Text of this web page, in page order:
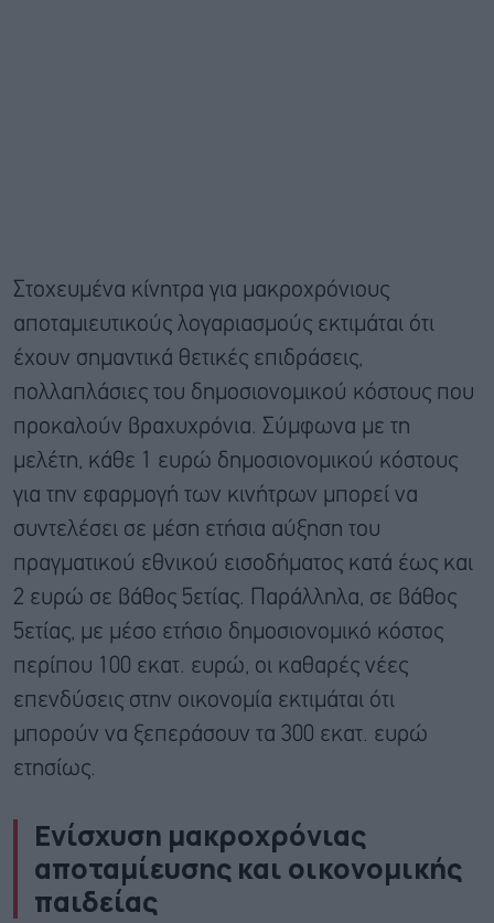
Στοχευμένα κίνητρα για μακροχρόνιους
αποταμιευτικούς λογαριασμούς εκτιμάται ότι
έχουν σημαντικά θετικές επιδράσεις,
πολλαπλάσιες του δημοσιονομικού κόστους που
προκαλούν βραχυχρόνια. Σύμφωνα με τη
μελέτη, κάθε 1 ευρώ δημοσιονομικού κόστους
για την εφαρμογή των κινήτρων μπορεί να
συντελέσει σε μέση ετήσια αύξηση του
πραγματικού εθνικού εισοδήματος κατά έως και
2 ευρώ σε βάθος 5ετίας. Παράλληλα, σε βάθος
5ετίας, με μέσο ετήσιο δημοσιονομικό κόστος
περίπου 100 εκατ. ευρώ, οι καθαρές νέες
επενδύσεις στην οικονομία εκτιμάται ότι
μπορούν να ξεπεράσουν τα 300 εκατ. ευρώ
ετησίως.
Ενίσχυση μακροχρόνιας
αποταμίευσης και οικονομικής
παιδείας